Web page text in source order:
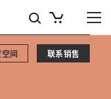
联系销售
间